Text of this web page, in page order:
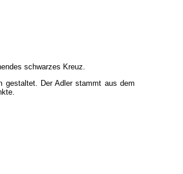
schwarzes Kreuz.
gestaltet. Der Adler stammt aus dem